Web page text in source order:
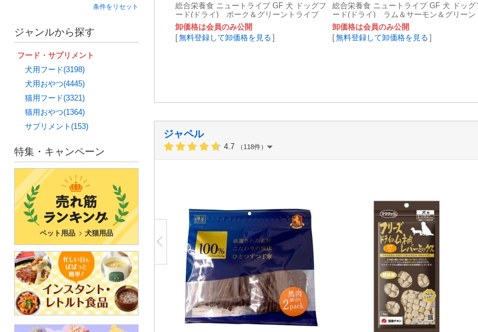
条件をリセット
ジャンルから探す
フード・サプリメント
犬用フード(3198)
犬用おやつ(4445)
猫用フード(3321)
猫用おやつ(1364)
サプリメント(153)
特集・キャンペーン
ペット用品 犬猫用品
総合栄養食 ニュートライプ GF 犬 ドッグフ
ード(ドライ) ポーク＆グリーントライプ
卸価格は会員のみ公開
[無料登録して卸価格を見る ]
総合栄養食 ニュートライプ GF 犬 ドッグ
ード(ドライ) ラム＆サーモン＆グリーン
ライプ
卸価格は会員のみ公開
[無料登録して卸価格を見る ]
ジャペル
4.7 （118件）